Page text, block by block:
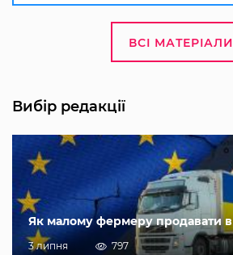
ВСІ МАТЕРІАЛИ
Вибір редакції
Як малому фермеру продавати
3 липня 797